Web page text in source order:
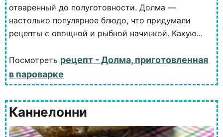
отваренный до полуготовности. Долма —
настолько популярное блюдо, что придумали
рецепты с овощной и рыбной начинкой. Какую...
Посмотреть рецепт - Долма, приготовленная
в пароварке
Каннелонни